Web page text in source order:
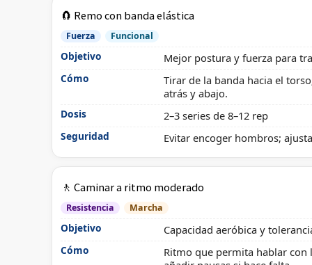
🧲 Remo con banda elástica
Fuerza Funcional
Objetivo Mejor postura y fuerza para
Cómo
Tirar de la banda hacia el
atrás y abajo.
Dosis 2–3 series de 8–12 rep
Seguridad Evitar encoger hombros;
🚶 Caminar a ritmo moderado
Resistencia Marcha
Objetivo Capacidad aeróbica y
Cómo
Ritmo que permita hablar con